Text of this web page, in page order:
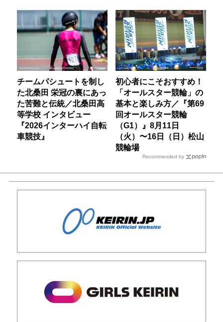
チームパシュートを制し
た北桑田 栄冠の裏にあっ
た苦難と伝統／北桑田高
等学校 インタビュー
『2026インターハイ自転
車競技』
初心者にこそおすすめ！
「オールスター競輪」の
基本と楽しみ方／『第69
回オールスター競輪
（G1）』8月11日
（火）〜16日（日）松山
競輪場
Recommended by